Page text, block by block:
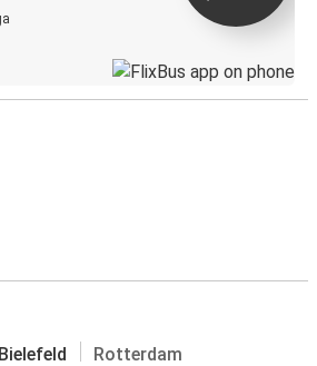
Bielefeld Rotterdam